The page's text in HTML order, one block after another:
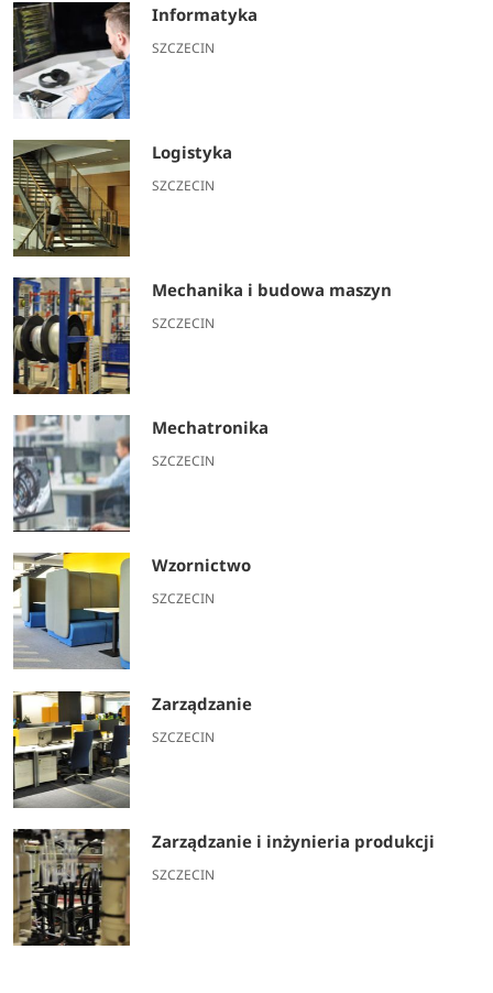
Informatyka
SZCZECIN
Logistyka
SZCZECIN
Mechanika i budowa maszyn
SZCZECIN
Mechatronika
SZCZECIN
Wzornictwo
SZCZECIN
Zarządzanie
SZCZECIN
Zarządzanie i inżynieria produkcji
SZCZECIN